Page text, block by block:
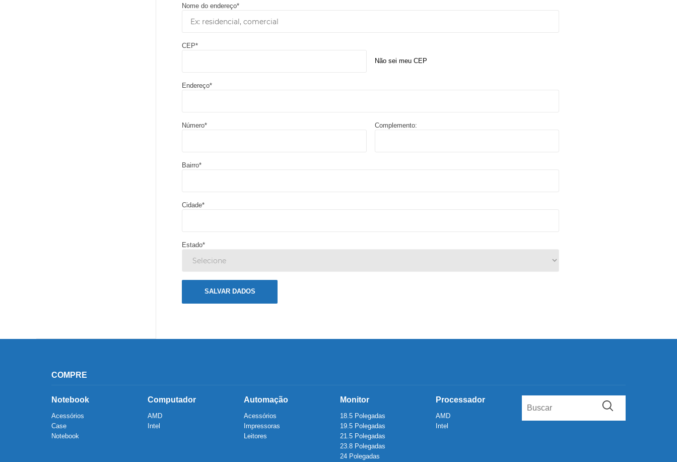
Nome do endereço*
CEP*
Não sei meu CEP
Endereço*
Número* Complemento:
Bairro*
Cidade*
Estado*
SALVAR DADOS
COMPRE
Notebook
Acessórios
Case
Notebook
Computador
AMD
Intel
Automação
Acessórios
Impressoras
Leitores
Monitor
18.5 Polegadas
19.5 Polegadas
21.5 Polegadas
23.8 Polegadas
24 Polegadas
Processador
AMD
Intel